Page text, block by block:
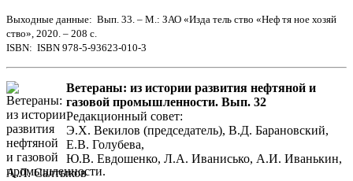
Выходные данные: Вып. 33. – М.: ЗАО «Изда тель ство «Неф тя ное хозяй
ство», 2020. – 208 с.
ISBN: ISBN 978-5-93623-010-3
Ветераны: из истории развития нефтяной и
газовой промышленности. Вып. 32
Редакционный совет:
Э.Х. Векилов (председатель), В.Д. Барановский,
Е.В. Голубева,
Ю.В. Евдошенко, Л.А. Иванисько, А.И. Иванькин,
А.Л. Салтыков